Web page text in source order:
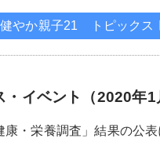
健やか親子21 トピック
・イベント（2020年
康・栄養調査」結果の公